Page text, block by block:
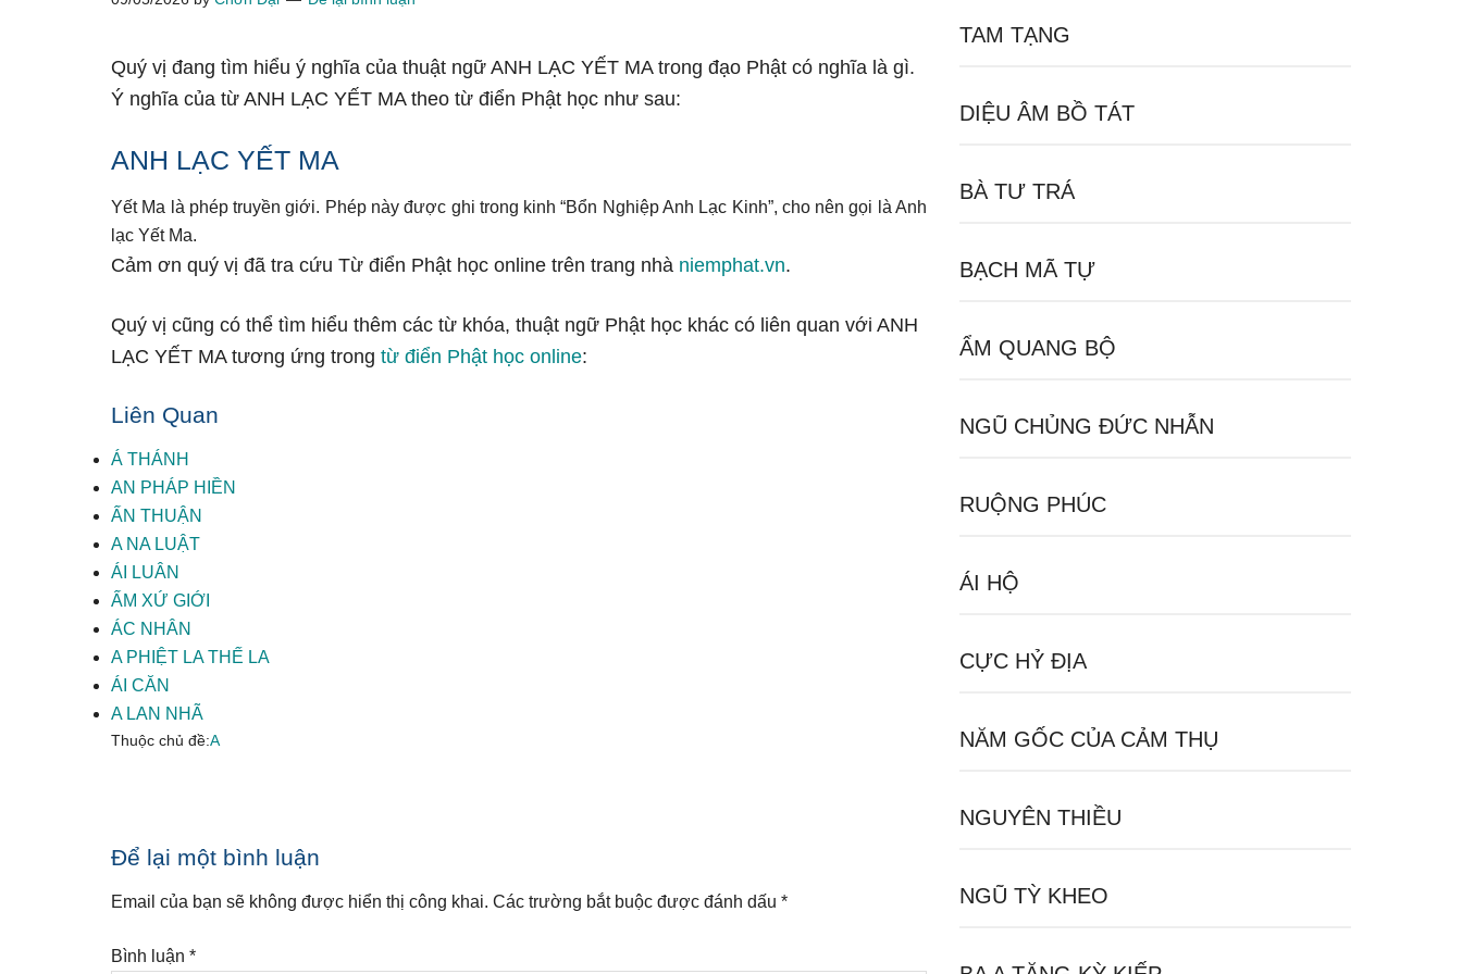
Quý vị đang tìm hiểu ý nghĩa của thuật ngữ ANH LẠC YẾT MA trong đạo Phật có nghĩa là gì.
Ý nghĩa của từ ANH LẠC YẾT MA theo từ điển Phật học như sau:
ANH LẠC YẾT MA
Yết Ma là phép truyền giới. Phép này được ghi trong kinh “Bổn Nghiệp Anh Lạc Kinh”, cho nên gọi là Anh
lạc Yết Ma.
Cảm ơn quý vị đã tra cứu Từ điển Phật học online trên trang nhà niemphat.vn.
Quý vị cũng có thể tìm hiểu thêm các từ khóa, thuật ngữ Phật học khác có liên quan với ANH
LẠC YẾT MA tương ứng trong từ điển Phật học online:
Liên Quan
Á THÁNH
AN PHÁP HIỀN
ẤN THUẬN
A NA LUẬT
ÁI LUÂN
ẤM XỨ GIỚI
ÁC NHÂN
A PHIỆT LA THẾ LA
ÁI CĂN
A LAN NHÃ
Thuộc chủ đề:A
Reader
Interactions
Để lại một bình luận
Email của bạn sẽ không được hiển thị công khai. Các trường bắt buộc được đánh dấu *
Bình luận *
TAM TẠNG
DIỆU ÂM BỒ TÁT
BÀ TƯ TRÁ
BẠCH MÃ TỰ
ẨM QUANG BỘ
NGŨ CHỦNG ĐỨC NHẪN
RUỘNG PHÚC
ÁI HỘ
CỰC HỶ ĐỊA
NĂM GỐC CỦA CẢM THỤ
NGUYÊN THIỀU
NGŨ TỲ KHEO